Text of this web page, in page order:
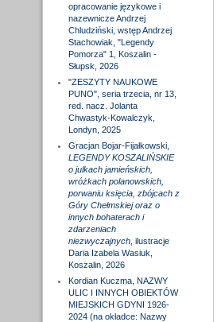
opracowanie językowe i
nazewnicze Andrzej
Chludziński, wstęp Andrzej
Stachowiak, "Legendy
Pomorza" 1, Koszalin -
Słupsk, 2026
"ZESZYTY NAUKOWE
PUNO", seria trzecia, nr 13,
red. nacz. Jolanta
Chwastyk-Kowalczyk,
Londyn, 2025
Gracjan Bojar-Fijałkowski,
LEGENDY KOSZALIŃSKIE
o julkach jamieńskich,
wróżkach polanowskich,
porwaniu księcia, zbójcach z
Góry Chełmskiej oraz o
innych bohaterach i
zdarzeniach
niezwyczajnych, ilustracje
Daria Izabela Wasiuk,
Koszalin, 2026
Kordian Kuczma, NAZWY
ULIC I INNYCH OBIEKTÓW
MIEJSKICH GDYNI 1926-
2024 (na okładce: Nazwy